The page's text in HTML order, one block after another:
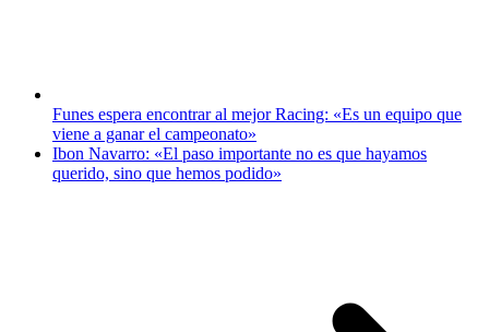
Funes espera encontrar al mejor Racing: «Es un equipo que
viene a ganar el campeonato»
Ibon Navarro: «El paso importante no es que hayamos
querido, sino que hemos podido»